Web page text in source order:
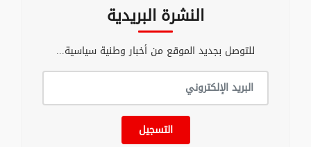
النشرة البريدية
للتوصل بجديد الموقع من أخبار وطنية سياسية...
التسجيل